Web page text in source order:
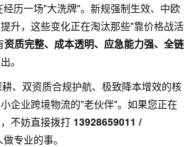
历一场"大洗牌"。新规强制生效、中欧
升，这些变化正在淘汰那些"靠价格战活
资质完整、成本透明、应急能力强、全链
。
、双资质合规护航、极致降本增效的核
企业跨境物流的"老伙伴"。如果您正在
不妨直接拨打 13928659011 /
专业的事。